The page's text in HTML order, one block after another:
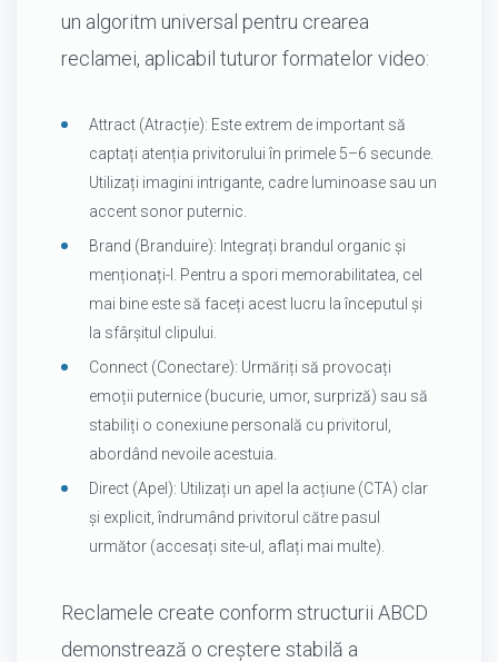
un algoritm universal pentru crearea
reclamei, aplicabil tuturor formatelor video:
Attract (Atracție): Este extrem de important să
captați atenția privitorului în primele 5–6 secunde.
Utilizați imagini intrigante, cadre luminoase sau un
accent sonor puternic.
Brand (Branduire): Integrați brandul organic și
menționați-l. Pentru a spori memorabilitatea, cel
mai bine este să faceți acest lucru la începutul și
la sfârșitul clipului.
Connect (Conectare): Urmăriți să provocați
emoții puternice (bucurie, umor, surpriză) sau să
stabiliți o conexiune personală cu privitorul,
abordând nevoile acestuia.
Direct (Apel): Utilizați un apel la acțiune (CTA) clar
și explicit, îndrumând privitorul către pasul
următor (accesați site-ul, aflați mai multe).
Reclamele create conform structurii ABCD
demonstrează o creștere stabilă a